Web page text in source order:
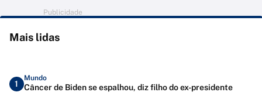
Publicidade
Mais lidas
1
Mundo
Câncer de Biden se espalhou, diz filho do ex-presidente